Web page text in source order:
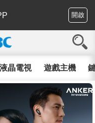
開啟
液晶電視 遊戲主機